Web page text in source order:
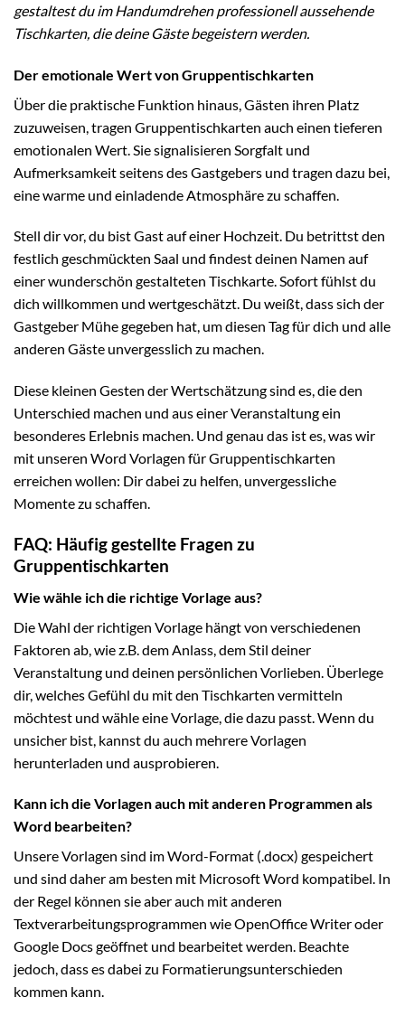
gestaltest du im Handumdrehen professionell aussehende
Tischkarten, die deine Gäste begeistern werden.
Der emotionale Wert von Gruppentischkarten
Über die praktische Funktion hinaus, Gästen ihren Platz
zuzuweisen, tragen Gruppentischkarten auch einen tieferen
emotionalen Wert. Sie signalisieren Sorgfalt und
Aufmerksamkeit seitens des Gastgebers und tragen dazu bei,
eine warme und einladende Atmosphäre zu schaffen.
Stell dir vor, du bist Gast auf einer Hochzeit. Du betrittst den
festlich geschmückten Saal und findest deinen Namen auf
einer wunderschön gestalteten Tischkarte. Sofort fühlst du
dich willkommen und wertgeschätzt. Du weißt, dass sich der
Gastgeber Mühe gegeben hat, um diesen Tag für dich und alle
anderen Gäste unvergesslich zu machen.
Diese kleinen Gesten der Wertschätzung sind es, die den
Unterschied machen und aus einer Veranstaltung ein
besonderes Erlebnis machen. Und genau das ist es, was wir
mit unseren Word Vorlagen für Gruppentischkarten
erreichen wollen: Dir dabei zu helfen, unvergessliche
Momente zu schaffen.
FAQ: Häufig gestellte Fragen zu
Gruppentischkarten
Wie wähle ich die richtige Vorlage aus?
Die Wahl der richtigen Vorlage hängt von verschiedenen
Faktoren ab, wie z.B. dem Anlass, dem Stil deiner
Veranstaltung und deinen persönlichen Vorlieben. Überlege
dir, welches Gefühl du mit den Tischkarten vermitteln
möchtest und wähle eine Vorlage, die dazu passt. Wenn du
unsicher bist, kannst du auch mehrere Vorlagen
herunterladen und ausprobieren.
Kann ich die Vorlagen auch mit anderen Programmen als
Word bearbeiten?
Unsere Vorlagen sind im Word-Format (.docx) gespeichert
und sind daher am besten mit Microsoft Word kompatibel. In
der Regel können sie aber auch mit anderen
Textverarbeitungsprogrammen wie OpenOffice Writer oder
Google Docs geöffnet und bearbeitet werden. Beachte
jedoch, dass es dabei zu Formatierungsunterschieden
kommen kann.